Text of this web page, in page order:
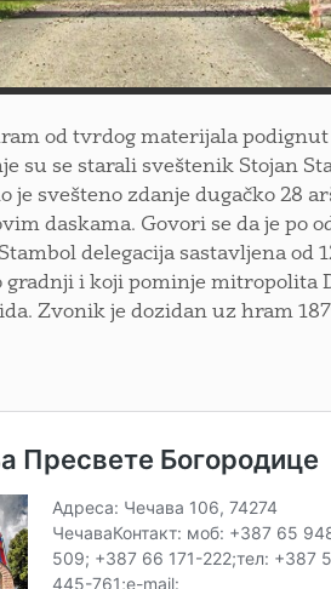
od tvrdog materijala podignut
su se starali sveštenik Stojan
je svešteno zdanje dugačko 28
daskama. Govori se da je po
delegacija sastavljena od
gradnji i koji pominje mitropolita
Zvonik je dozidan uz hram